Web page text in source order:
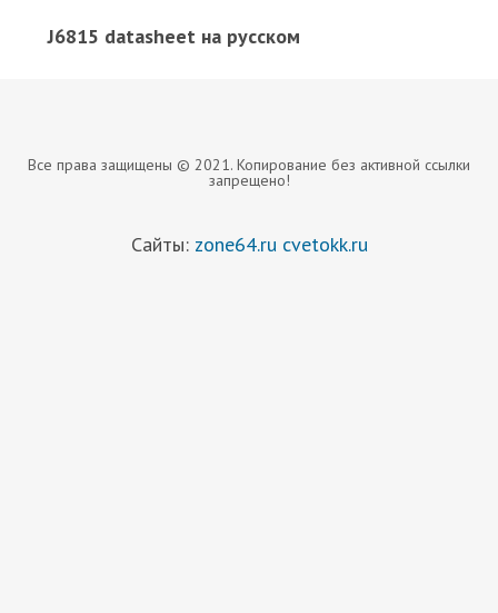
J6815 datasheet на русском
Все права защищены © 2021. Копирование без активной ссылки
запрещено!
Сайты: zone64.ru cvetokk.ru